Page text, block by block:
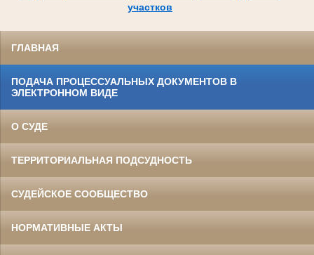
участков
ГЛАВНАЯ
ПОДАЧА ПРОЦЕССУАЛЬНЫХ ДОКУМЕНТОВ В
ЭЛЕКТРОННОМ ВИДЕ
О СУДЕ
ТЕРРИТОРИАЛЬНАЯ ПОДСУДНОСТЬ
СУДЕЙСКОЕ СООБЩЕСТВО
НОРМАТИВНЫЕ АКТЫ